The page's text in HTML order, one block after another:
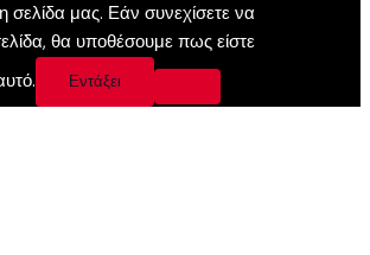
σελίδα μας. Εάν συνεχίσετε να
θα υποθέσουμε πως είστε
Εντάξει